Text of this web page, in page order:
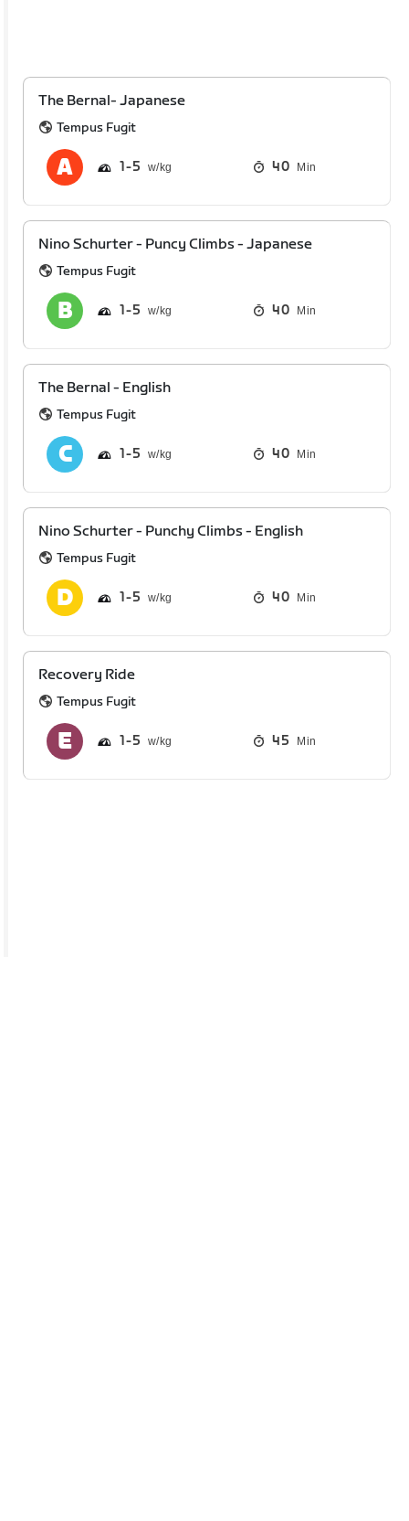
The Bernal- Japanese
Tempus Fugit
1 5 40 Min
Nino Schurter - Puncy Climbs - Japanese
Tempus Fugit
1 5 40 Min
The Bernal - English
Tempus Fugit
1 5 40 Min
Nino Schurter - Punchy Climbs - English
Tempus Fugit
1 5 40 Min
Recovery Ride
Tempus Fugit
1 5 45 Min